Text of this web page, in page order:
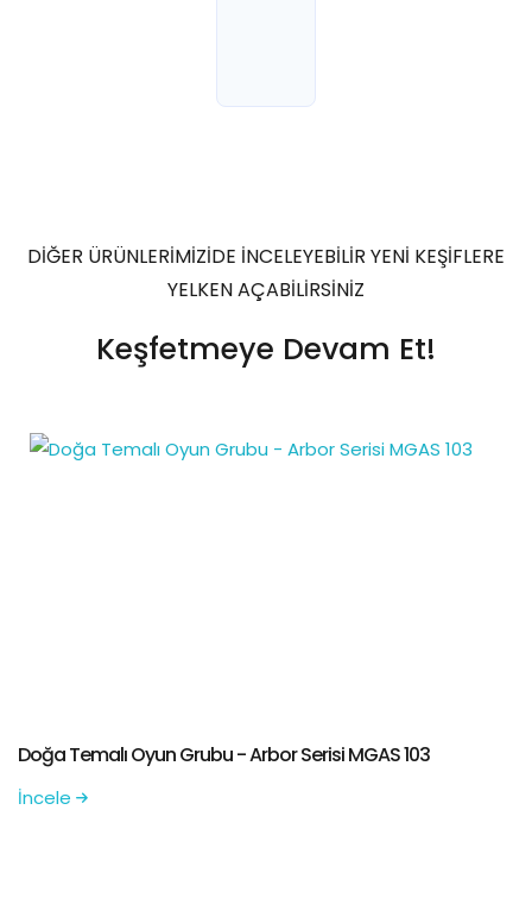
DİĞER ÜRÜNLERİMİZİDE İNCELEYEBİLİR YENİ KEŞİFLERE
YELKEN AÇABİLİRSİNİZ
Keşfetmeye Devam Et!
Doğa Temalı Oyun Grubu - Arbor Serisi MGAS 103
İncele